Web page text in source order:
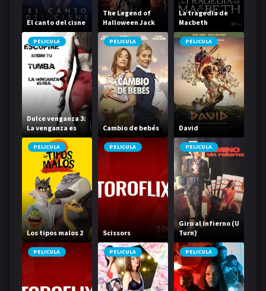
El canto del cisne
The Legend of
Halloween Jack
La tragedia de
Macbeth
PELICULA
Dulce venganza 3:
La venganza es
mía
PELICULA
Cambio de bebés
PELICULA
David
PELICULA
Los tipos malos 2
PELICULA
Scissors
PELICULA
Giro al infierno (U
Turn)
PELICULA PELICULA PELICULA